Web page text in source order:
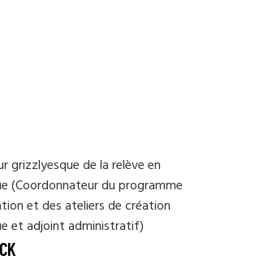
grizzlyesque de la relève en
(Coordonnateur du programme
et des ateliers de création
et adjoint administratif)